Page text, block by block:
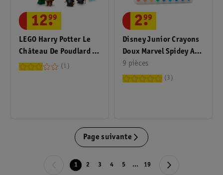
LEGO Harry Potter Le
Château De Poudlard :
La Cérémonie Du
12.
99
1
Disney Junior Crayons
Doux Marvel Spidey And
His Amazing Friends
9 pièces
2.
99
3
Page suivante
1 2 3 4 5 ... 19